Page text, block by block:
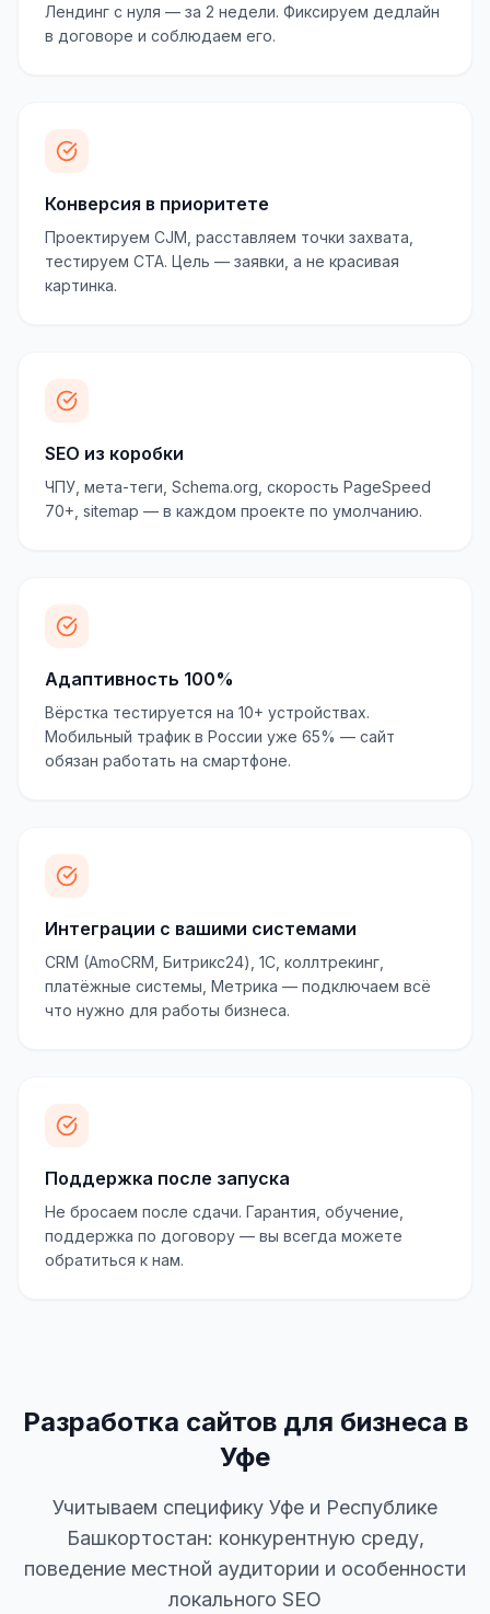
Лендинг с нуля — за 2 недели. Фиксируем дедлайн
в договоре и соблюдаем его.
Конверсия в приоритете
Проектируем CJM, расставляем точки захвата,
тестируем CTA. Цель — заявки, а не красивая
картинка.
SEO из коробки
ЧПУ, мета-теги, Schema.org, скорость PageSpeed
70+, sitemap — в каждом проекте по умолчанию.
Адаптивность 100%
Вёрстка тестируется на 10+ устройствах.
Мобильный трафик в России уже 65% — сайт
обязан работать на смартфоне.
Интеграции с вашими системами
CRM (AmoCRM, Битрикс24), 1С, коллтрекинг,
платёжные системы, Метрика — подключаем всё
что нужно для работы бизнеса.
Поддержка после запуска
Не бросаем после сдачи. Гарантия, обучение,
поддержка по договору — вы всегда можете
обратиться к нам.
Разработка сайтов для бизнеса в
Уфе
Учитываем специфику Уфе и Республике
Башкортостан: конкурентную среду,
поведение местной аудитории и особенности
локального SEO